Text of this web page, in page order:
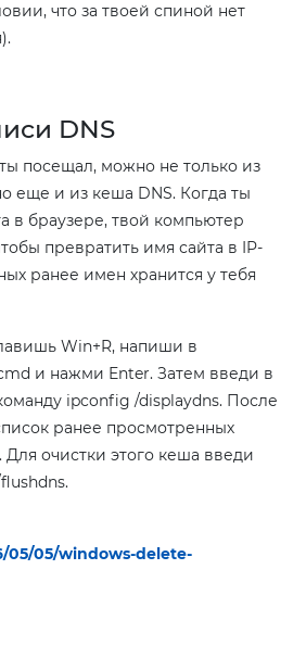
что за твоей спиной нет
DNS
посещал, можно не только из
еще и из кеша DNS. Когда ты
в браузере, твой компьютер
превратить имя сайта в IP-
ранее имен хранится у тебя
Win+R, напиши в
и нажми Enter. Затем введи в
ipconfig /displaydns. После
ранее просмотренных
Для очистки этого кеша введи
05/05/windows-delete-